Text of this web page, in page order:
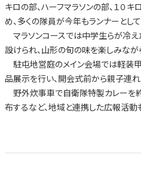
キロの部、ハーフマラソンの部、１０
め、多くの隊員が今年もランナーとし
マラソンコースでは中学生らが冷
設けられ、山形の旬の味を楽しみなが
駐屯地営庭のメイン会場では軽装
品展示を行い、開会式前から親子連れ
野外炊事車で自衛隊特製カレーを
布するなど、地域と連携した広報活動